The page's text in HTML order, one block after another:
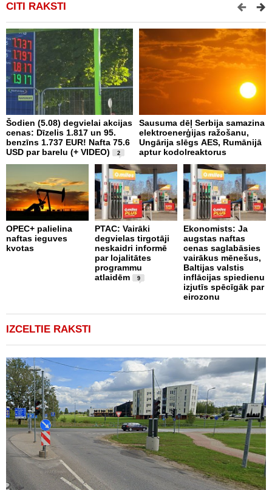
CITI RAKSTI
Šodien (5.08) degvielai akcijas
cenas: Dīzelis 1.817 un 95.
benzīns 1.737 EUR! Nafta 75.6
USD par barelu (+ VIDEO)
2
Sausuma dēļ Serbija samazina
elektroenerģijas ražošanu,
Ungārija slēgs AES, Rumānijā
aptur kodolreaktorus
OPEC+ palielina
naftas ieguves
kvotas
PTAC: Vairāki
degvielas tirgotāji
neskaidri informē
par lojalitātes
programmu
atlaidēm
9
Ekonomists: Ja
augstas naftas
cenas saglabāsies
vairākus mēnešus,
Baltijas valstis
inflācijas spiedienu
izjutīs spēcīgāk par
eirozonu
IZCELTIE RAKSTI